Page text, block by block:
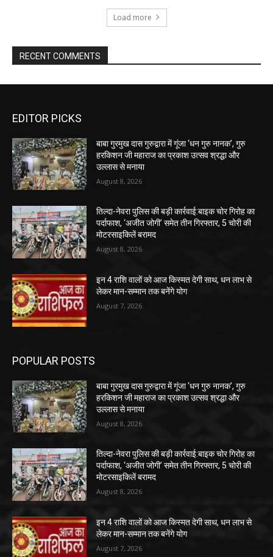
Load more
RECENT COMMENTS
EDITOR PICKS
बाबा गुरमुख दास गुरुद्वारा में गूंजा ‘धन गुरु नानक’, गुरु
हरकिशन जी महाराज का प्रकाश उत्सव श्रद्धा और
उल्लास से मनाया
August 8, 2026
तिल्दा-नेवरा पुलिस की बड़ी कार्रवाई:बाइक चोर गिरोह का
पर्दाफाश, ‘अजीत जोगी’ समेत तीन गिरफ्तार, 5 चोरी की
मोटरसाइकिलें बरामद
August 8, 2026
इन 4 राशि वालों को आज किस्मत देगी साथ, धन लाभ से
लेकर मान-सम्मान तक बनेंगे योग
August 7, 2026
POPULAR POSTS
बाबा गुरमुख दास गुरुद्वारा में गूंजा ‘धन गुरु नानक’, गुरु
हरकिशन जी महाराज का प्रकाश उत्सव श्रद्धा और
उल्लास से मनाया
August 8, 2026
तिल्दा-नेवरा पुलिस की बड़ी कार्रवाई:बाइक चोर गिरोह का
पर्दाफाश, ‘अजीत जोगी’ समेत तीन गिरफ्तार, 5 चोरी की
मोटरसाइकिलें बरामद
August 8, 2026
इन 4 राशि वालों को आज किस्मत देगी साथ, धन लाभ से
लेकर मान-सम्मान तक बनेंगे योग
August 7, 2026